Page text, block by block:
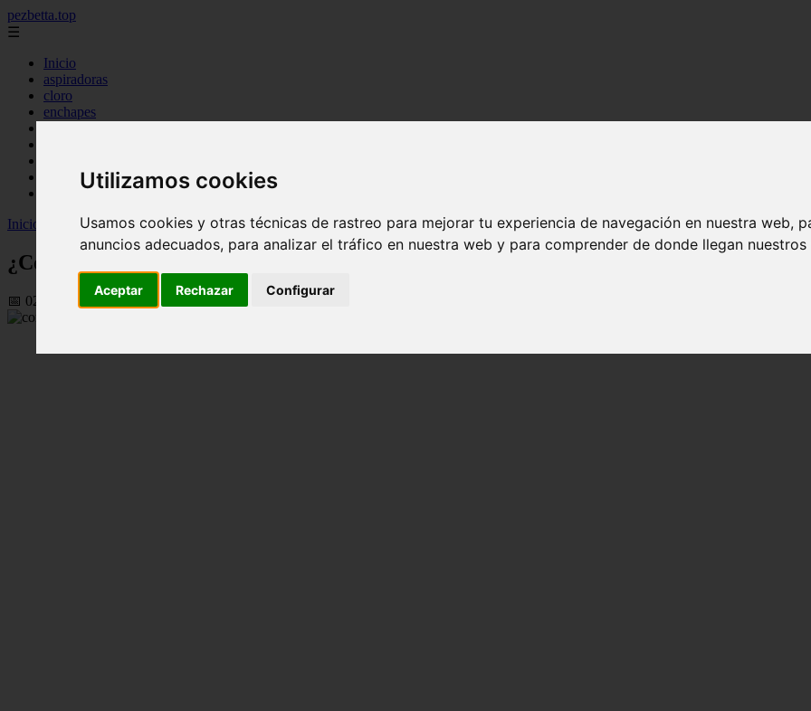
Utilizamos cookies
Usamos cookies y otras técnicas de rastreo para mejorar tu experiencia de navegación en nuestra web,
anuncios adecuados, para analizar el tráfico en nuestra web y para comprender de donde llegan nuestros
Aceptar Rechazar Configurar
pezbetta.top
☰
Inicio
aspiradoras
cloro
enchapes
parches
piscinas
Inicio
peces >¿Cómo duermen los peces?
¿Cómo duermen los peces?
📅 02/09/2025